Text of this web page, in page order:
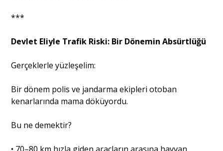
***
Devlet Eliyle Trafik Riski: Bir Dönemin Absürtlüğü
Gerçeklerle yüzleşelim:
Bir dönem polis ve jandarma ekipleri otoban
kenarlarında mama döküyordu.
Bu ne demektir?